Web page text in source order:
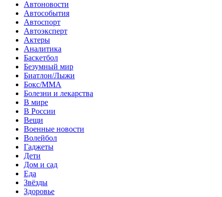
Автоновости
Автособытия
Автоспорт
Автоэксперт
Актеры
Аналитика
Баскетбол
Безумный мир
Биатлон/Лыжи
Бокс/MMA
Болезни и лекарства
В мире
В России
Вещи
Военные новости
Волейбол
Гаджеты
Дети
Дом и сад
Еда
Звёзды
Здоровье